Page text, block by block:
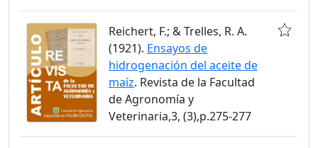
Reichert, F.; & Trelles, R. A.
(1921). Ensayos de
hidrogenación del aceite de
maíz. Revista de la Facultad
de Agronomía y
Veterinaria,3, (3),p.275-277